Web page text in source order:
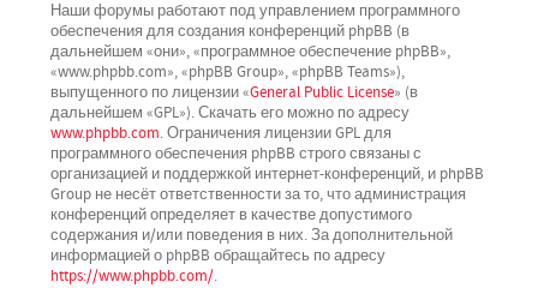
Наши форумы работают под управлением программного
обеспечения для создания конференций phpBB (в
дальнейшем «они», «программное обеспечение phpBB»,
«www.phpbb.com», «phpBB Group», «phpBB Teams»),
выпущенного по лицензии «General Public License» (в
дальнейшем «GPL»). Скачать его можно по адресу
www.phpbb.com. Ограничения лицензии GPL для
программного обеспечения phpBB строго связаны с
организацией и поддержкой интернет-конференций, и phpBB
Group не несёт ответственности за то, что администрация
конференций определяет в качестве допустимого
содержания и/или поведения в них. За дополнительной
информацией о phpBB обращайтесь по адресу
https://www.phpbb.com/.